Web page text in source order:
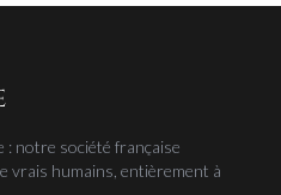
: notre société française
vrais humains, entièrement à